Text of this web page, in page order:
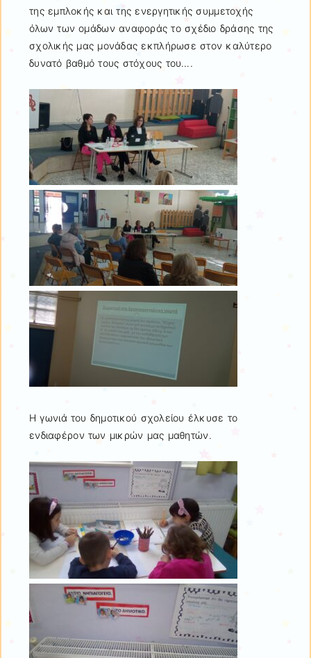
της εμπλοκής και της ενεργητικής συμμετοχής
όλων των ομάδων αναφοράς το σχέδιο δράσης της
σχολικής μας μονάδας εκπλήρωσε στον καλύτερο
δυνατό βαθμό τους στόχους του….
Η γωνιά του δημοτικού σχολείου έλκυσε το
ενδιαφέρον των μικρών μας μαθητών.